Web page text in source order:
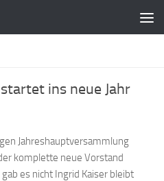
ins neue Jahr
Jahreshauptversammlung
komplette neue Vorstand
es nicht Ingrid Kaiser bleibt